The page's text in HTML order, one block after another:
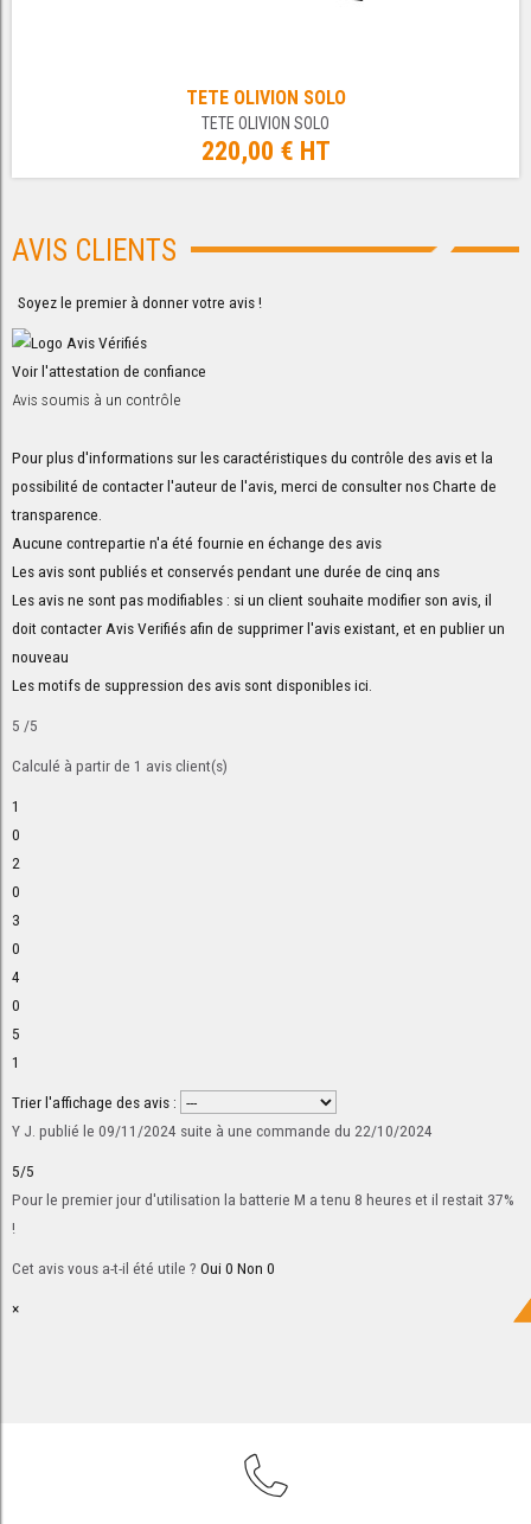
TETE OLIVION SOLO
TETE OLIVION SOLO
220,00 € HT
AVIS CLIENTS
Soyez le premier à donner votre avis !
Voir l'attestation de confiance
Avis soumis à un contrôle
Pour plus d'informations sur les caractéristiques du contrôle des avis et la
possibilité de contacter l'auteur de l'avis, merci de consulter nosCharte de
transparence.
Aucune contrepartie n'a été fournie en échange des avis
Les avis sont publiés et conservés pendant une durée de cinq ans
Les avis ne sont pas modifiables : si un client souhaite modifier son avis, il
doit contacter Avis Verifiés afin de supprimer l'avis existant, et en publier un
nouveau
Les motifs de suppression des avis sont disponiblesici.
5 /5
Calculé à partir de 1 avis client(s)
1
0
2
0
3
0
4
0
5
1
Trier l'affichage des avis :
Y J. publié le 09/11/2024 suite à une commande du 22/10/2024
5/5
Pour le premier jour d'utilisation la batterie M a tenu 8 heures et il restait 37%
!
Cet avis vous a-t-il été utile ? Oui0 Non 0
×